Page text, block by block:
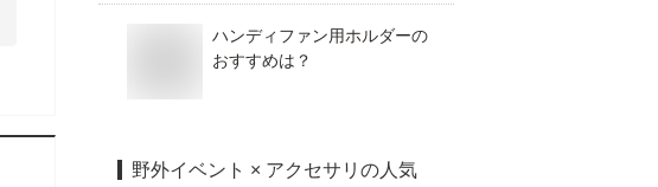
ハンディファン用ホルダーの
おすすめは？
野外イベント × アクセサリ の人気